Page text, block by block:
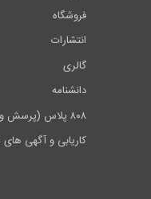
فروشگاه
انتشارات
گالری
دانشنامه
۸۰۸ پلاس (پرسش و پاسخ)
کاریابی و آگهی